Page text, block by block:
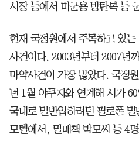
시장 등에서 미군용 방탄복 등
현재 국정원에서 주목하고 있
사건이다. 2003년부터 2007년
마약사건이 가장 많았다. 국정
년 1월 야쿠자와 연계해 시가
국내로 밀반입하려던 필로폰
모텔에서, 밀매책 박모씨 등 4